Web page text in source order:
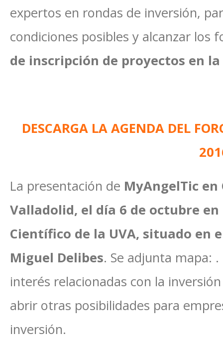
expertos en rondas de inversión,
condiciones posibles y alcanzar los
de inscripción de proyectos en
DESCARGA LA AGENDA DEL
La presentación de MyAngelTic
Valladolid, el día 6 de octubre
Científico de la UVA, situado en
Miguel Delibes. Se adjunta mapa:
interés relacionadas con la
abrir otras posibilidades para
inversión.